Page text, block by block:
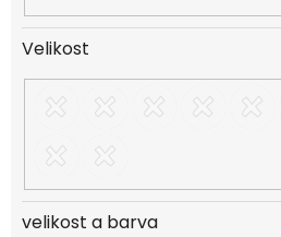
Velikost
velikost a barva